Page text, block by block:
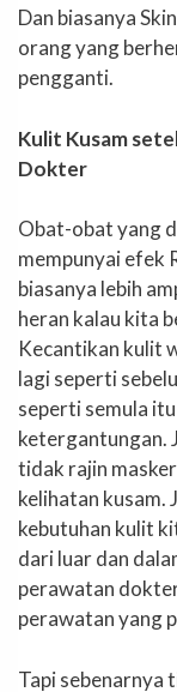
Dan biasanya
orang yang
pengganti.
Kulit Kusam
Dokter
Obat-obat yang
mempunyai efek
biasanya lebih
heran kalau kita
Kecantikan kulit
lagi seperti
seperti semula
ketergantungan.
tidak rajin
kelihatan kusam.
kebutuhan kulit
dari luar dan
perawatan
perawatan yang
Tapi sebenarnya